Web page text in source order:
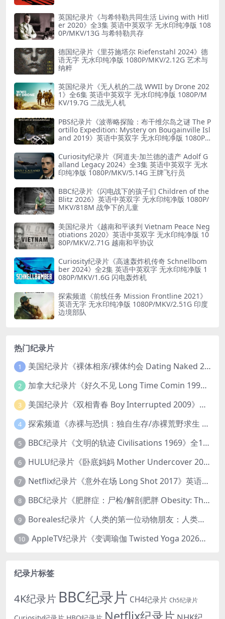
英国纪录片《与希特勒共同生活 Living with Hitl
er 2020》全3集 英语中英双字 无水印纯净版 108
0P/MKV/13G 与希特勒共存
德国纪录片《里芬施塔尔 Riefenstahl 2024》德
语无字 无水印纯净版 1080P/MKV/2.12G 艺术与
纳粹
英国纪录片《无人机的二战 WWII by Drone 202
1》全6集 英语中英双字 无水印纯净版 1080P/M
KV/19.7G 二战无人机
PBS纪录片《波蒂略探险：布干维尔岛之谜 The P
ortillo Expedition: Mystery on Bougainville Isl
and 2019》英语中英双字 无水印纯净版 1080P/
Curiosity纪录片《阿道夫·加兰德的遗产 Adolf G
alland Legacy 2024》全3集 英语中英双字 无水
印纯净版 1080P/MKV/5.14G 王牌飞行员
BBC纪录片《闪电战下的孩子们 Children of the
Blitz 2026》英语中英双字 无水印纯净版 1080P/
MKV/818M 战争下的儿童
美国纪录片《越南和平谈判 Vietnam Peace Neg
otiations 2020》英语中英双字 无水印纯净版 10
80P/MKV/2.71G 越南和平协议
Curiosity纪录片《高速轰炸机传奇 Schnellbom
ber 2024》全2集 英语中英双字 无水印纯净版 1
080P/MKV/1.6G 闪电轰炸机
探索频道《前线任务 Mission Frontline 2021》
英语无字 无水印纯净版 1080P/MKV/2.51G 印度
边境部队
热门纪录片
1 美国纪录片《裸体相亲/裸体约会 Dating Naked 2014-2016》第1-3季全33集 英语中英双字 无水印纯净版 1080P/MKV/85.6G 裸体相亲真人秀
2 加拿大纪录片《好久不见 Long Time Comin 1993》英语中英双字 官方纯净版 1080P/MKV/1G 女同性艺术家
3 美国纪录片《双相青春 Boy Interrupted 2009》英语中英双字 官方纯净版 1080P/MKV/1.43G 青少年躁郁症
4 探索频道《赤裸与恐惧：独自生存/赤裸荒野求生 Naked and Afraid: Solo 2023》第一季全8集 英语中英双字 官方纯净版 高码1080P/MKV/45.4G
5 BBC纪录片《文明的轨迹 Civilisations 1969》全13集 英语中英双字 高清收藏版 1080P/MKV/64.1G 西方艺术史话
6 HULU纪录片《卧底妈妈 Mother Undercover 2023》全4集 英语中英双字 官方纯净版 1080P/MKV/7.6G 拯救孩子
7 Netflix纪录片《意外在场 Long Shot 2017》英语中字 720P/NKV/1.06GB 美国谋杀误判案件
8 BBC纪录片《肥胖症：尸检/解剖肥胖 Obesity: The Post Mortem 2016》英语中英双字 无水印纯净版 1080P/MKV/1.03G
9 Boreales纪录片《人类的第一位动物朋友：人类和狗的神奇故事 Man’s First Friend 2018》英语中英双字 1080P/MP4/1.8G 狗的神奇故事
10 AppleTV纪录片《变调瑜伽 Twisted Yoga 2026》全3集 英语中英双字 无水印纯净版 1080P/MKV/10G 瑜伽大师背后的真相
纪录片标签
4K纪录片 BBC纪录片 CH4纪录片 Ch5纪录片